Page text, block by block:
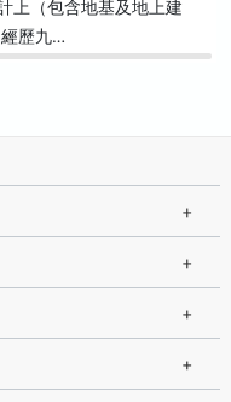
上（包含地基及地上建
歷九…